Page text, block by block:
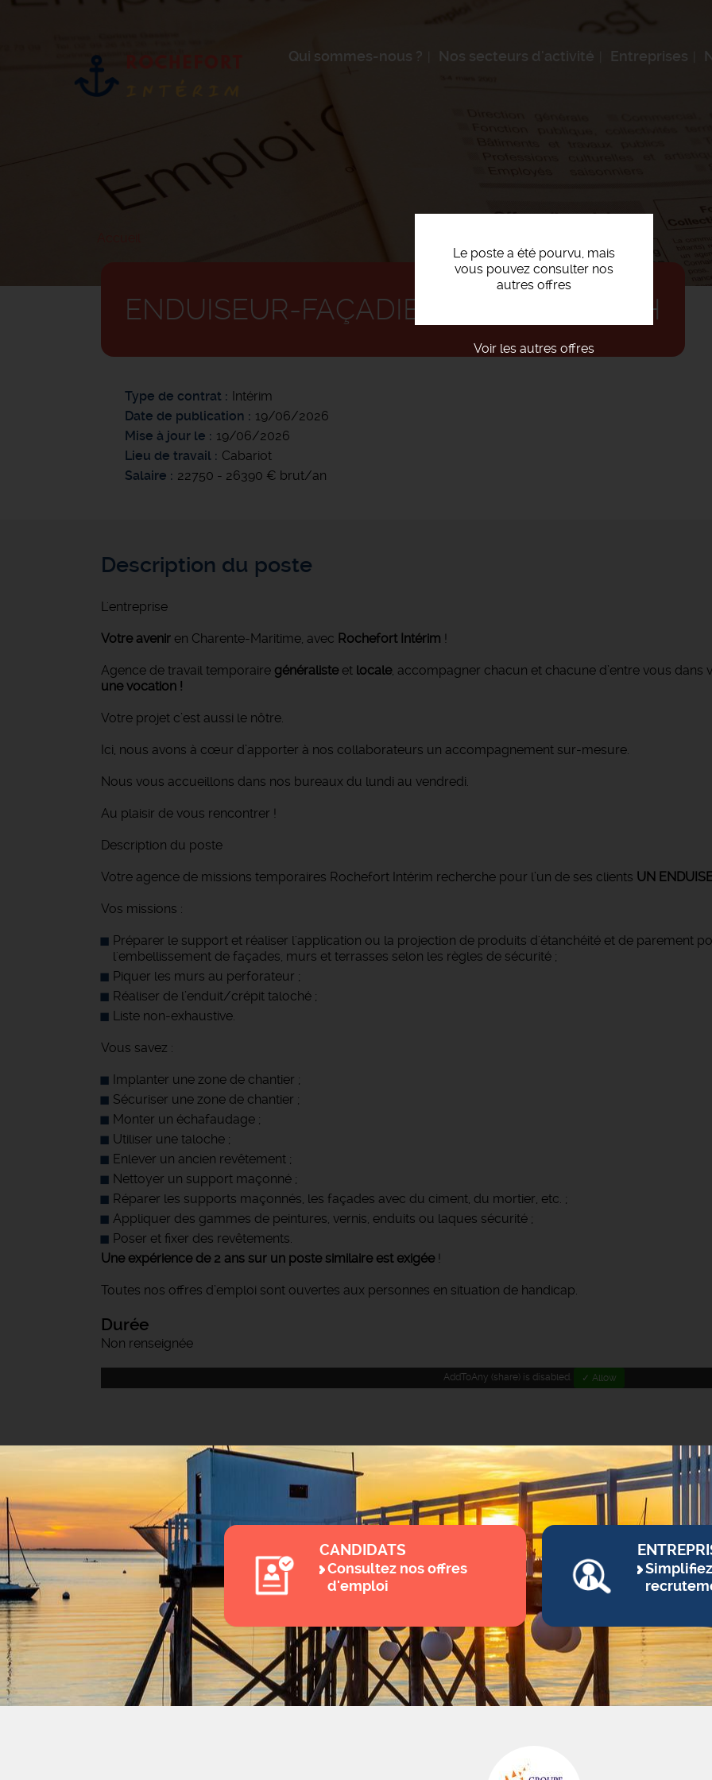
Qui sommes-nous ? Nos secteurs d'activité Entreprises
Le poste a été pourvu, mais
vous pouvez consulter nos
autres offres
Voir les autres offres
ENDUISEUR-FAÇADIER-RAVALEUR F/H
Type de contrat
Intérim
Date de publication
19/06/2026
Mise à jour le
19/06/2026
Lieu de travail
Cabariot
Salaire
22750 - 26390 € brut/an
Description du poste
L'entreprise
Votre avenir en Charente-Maritime, avec Rochefort Intérim !
Agence de travail temporaire généralisteet locale, accompagner chacun et chacune d’entre vous dans
une vocation !
Votre projet c’est aussi le nôtre.
Ici, nous avons à cœur d’apporter à nos collaborateurs un accompagnement sur-mesure.
Nous vous accueillons dans nos bureaux du lundi au vendredi.
Au plaisir de vous rencontrer !
Description du poste
Votre agence de missions temporaires Rochefort Intérim recherche pour l’un de ses clients UN
Vos missions :
Préparer le support et réaliser l'application ou la projection de produits d'étanchéité et de parement
l'embellissement de façades, murs et terrasses selon les règles de sécurité ;
Piquer les murs au perforateur ;
Réaliser de l’enduit/crépit taloché ;
Liste non-exhaustive.
Vous savez :
Implanter une zone de chantier ;
Sécuriser une zone de chantier ;
Monter un échafaudage ;
Utiliser une taloche ;
Enlever un ancien revêtement ;
Nettoyer un support maçonné ;
Réparer les supports maçonnés, les façades avec du ciment, du mortier, etc. ;
Appliquer des gammes de peintures, vernis, enduits ou laques sécurité ;
Poser et fixer des revêtements.
Une expérience de 2 ans sur un poste similaire est exigée!
Toutes nos offres d’emploi sont ouvertes aux personnes en situation de handicap.
Durée
Non renseignée
AddToAny (share) is disabled. ✓ Allow
CANDIDATS
Consultez nos offres
d'emploi